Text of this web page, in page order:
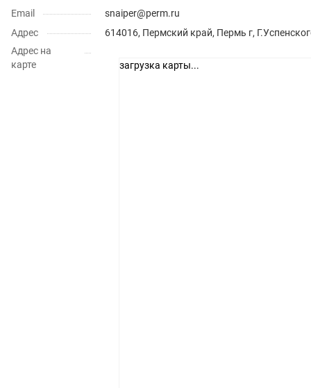
Email
snaiper@perm.ru
Адрес
614016, Пермский край, Пермь г,
Адрес на
карте
загрузка карты...